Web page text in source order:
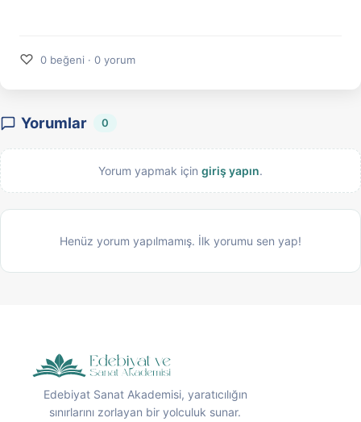
♡ 0 beğeni · 0 yorum
Yorumlar 0
Yorum yapmak için giriş yapın.
Henüz yorum yapılmamış. İlk yorumu sen yap!
Edebiyat Sanat Akademisi, yaratıcılığın
sınırlarını zorlayan bir yolculuk sunar.